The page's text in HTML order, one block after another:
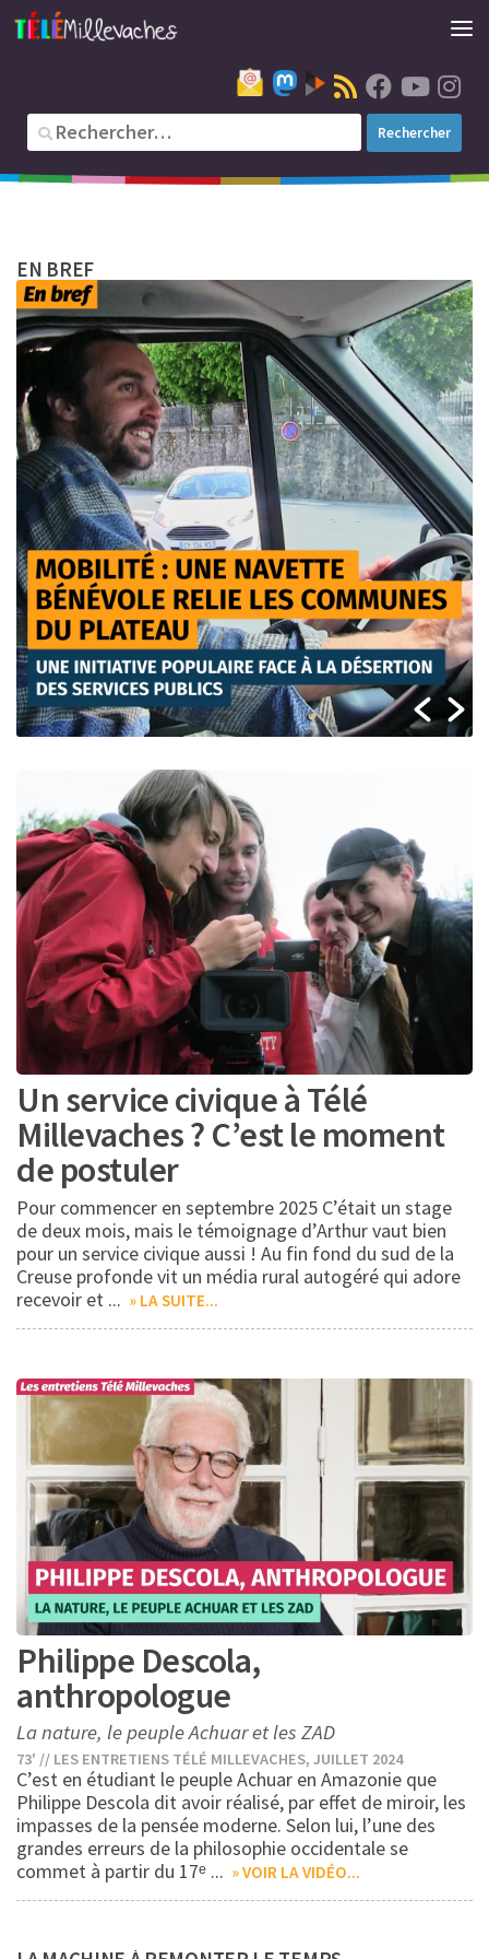
EN BREF
Un service civique à Télé
Millevaches ? C’est le moment
de postuler
Pour commencer en septembre 2025 C’était un stage
de deux mois, mais le témoignage d’Arthur vaut bien
pour un service civique aussi ! Au fin fond du sud de la
Creuse profonde vit un média rural autogéré qui adore
recevoir et ... » LA SUITE...
Philippe Descola,
anthropologue
La nature, le peuple Achuar et les ZAD
73' // LES ENTRETIENS TÉLÉ MILLEVACHES, JUILLET 2024
C’est en étudiant le peuple Achuar en Amazonie que
Philippe Descola dit avoir réalisé, par effet de miroir, les
impasses de la pensée moderne. Selon lui, l’une des
grandes erreurs de la philosophie occidentale se
commet à partir du 17ᵉ ... » VOIR LA VIDÉO...
1
1
1
1
1